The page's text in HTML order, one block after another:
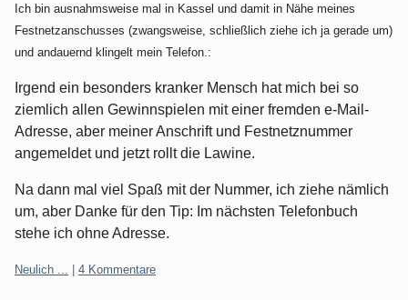
Ich bin ausnahmsweise mal in Kassel und damit in Nähe meines
Festnetzanschusses (zwangsweise, schließlich ziehe ich ja gerade um)
und andauernd klingelt mein Telefon.:
Irgend ein besonders kranker Mensch hat mich bei so
ziemlich allen Gewinnspielen mit einer fremden e-Mail-
Adresse, aber meiner Anschrift und Festnetznummer
angemeldet und jetzt rollt die Lawine.
Na dann mal viel Spaß mit der Nummer, ich ziehe nämlich
um, aber Danke für den Tip: Im nächsten Telefonbuch
stehe ich ohne Adresse.
Kategorien:
Neulich ... 4 Kommentare